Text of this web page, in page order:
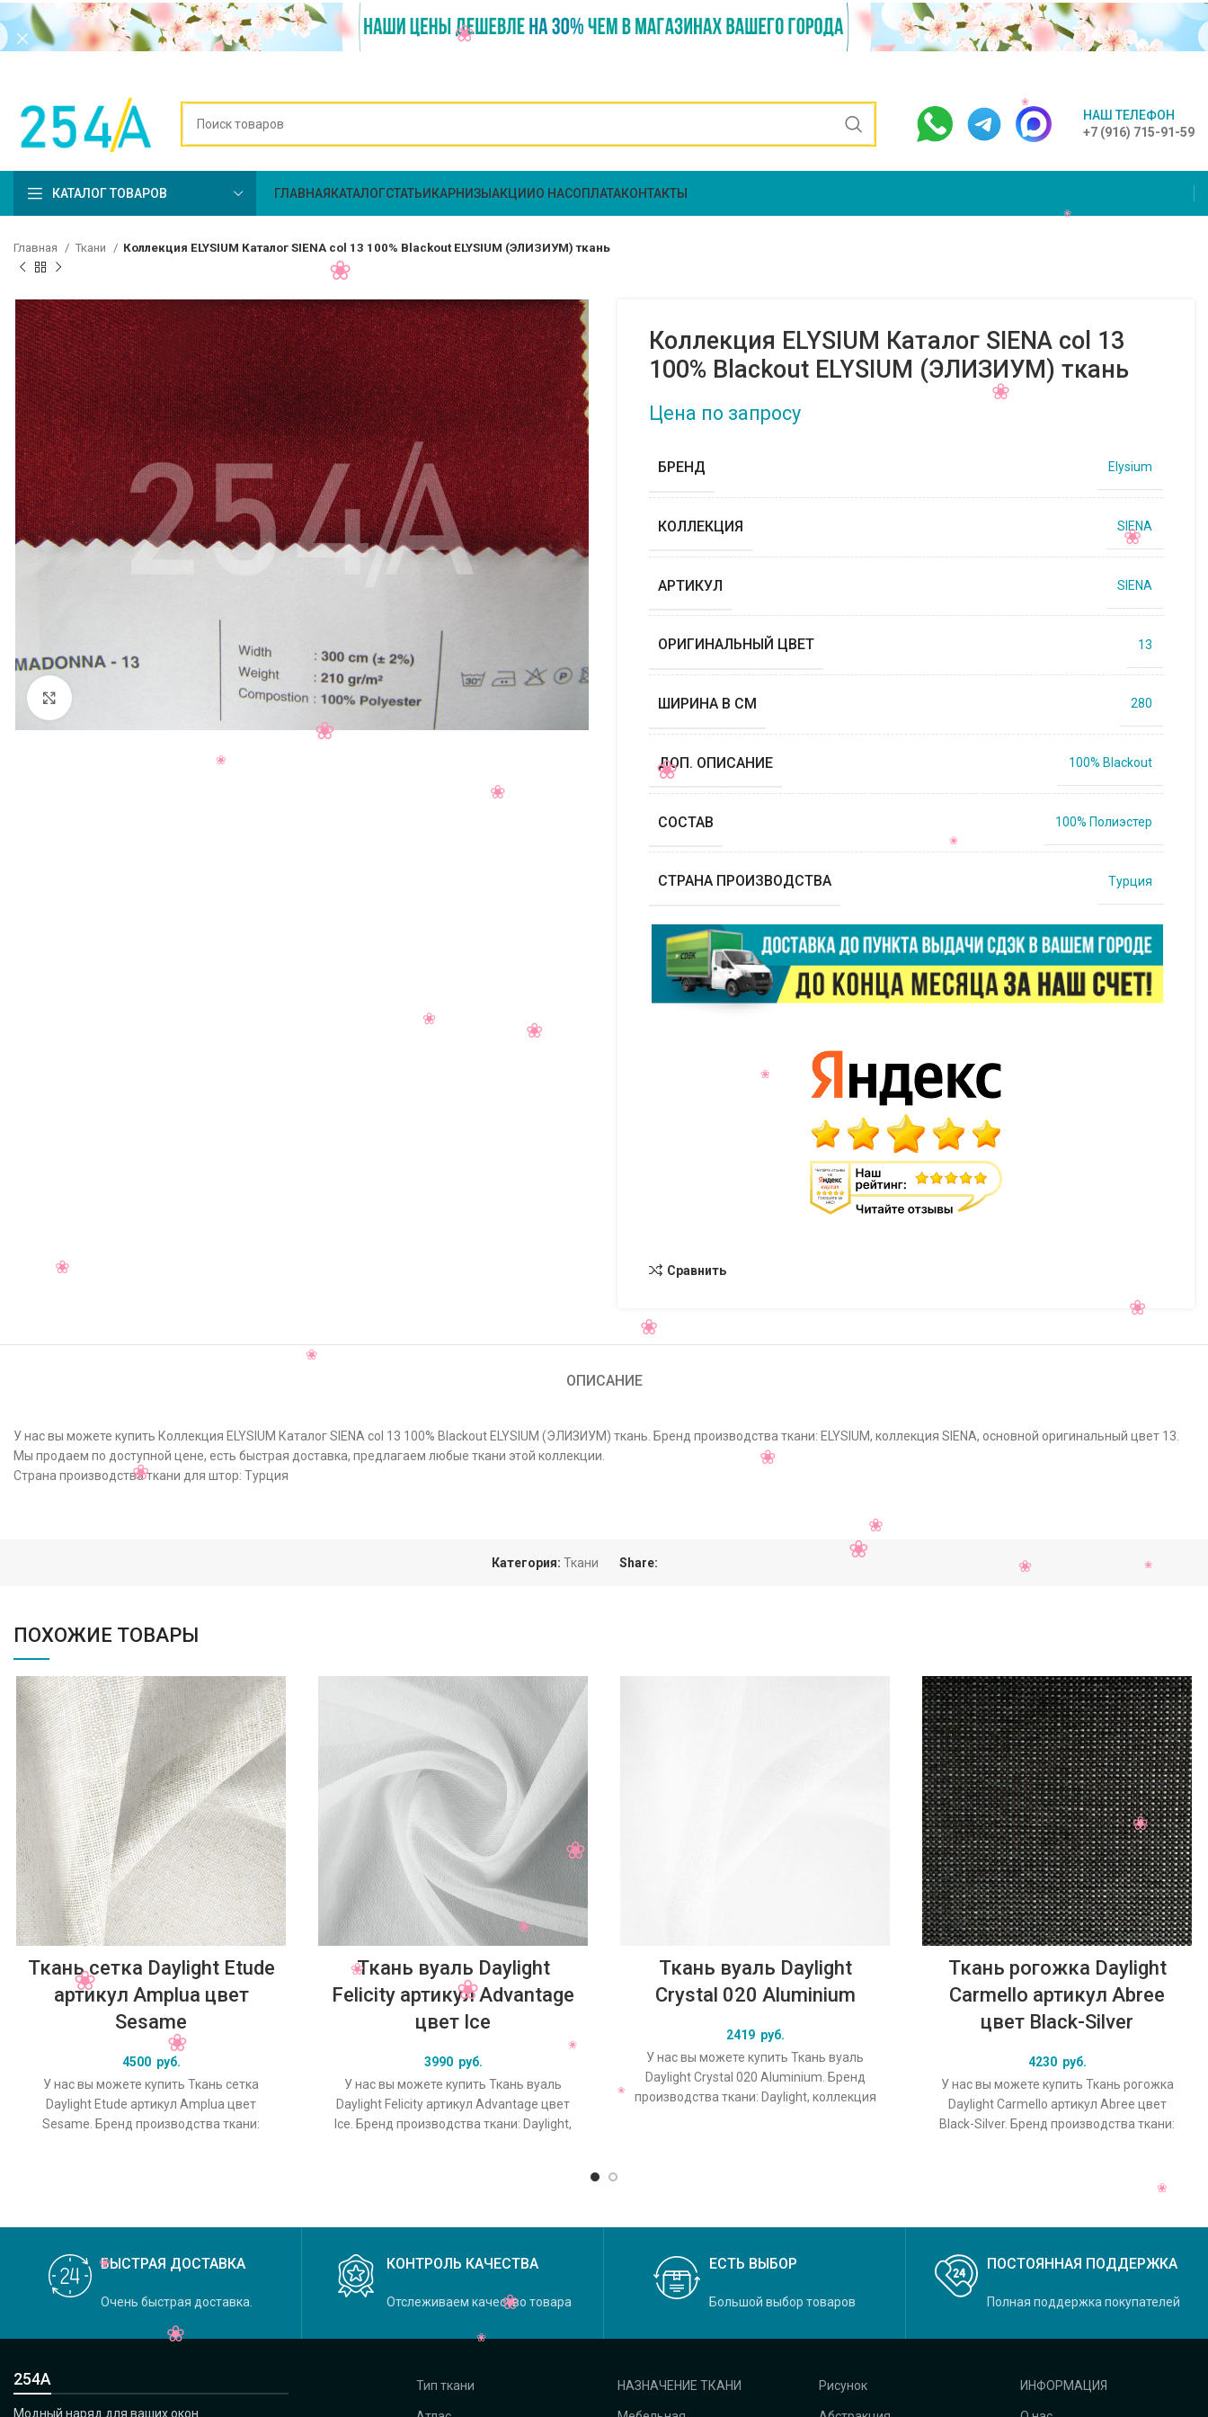
НАШ ТЕЛЕФОН
+7 (916) 715-91-59
КАТАЛОГ ТОВАРОВ ГЛАВНАЯ КАТАЛОГСТАТЬИ КАРНИЗЫ АКЦИИ О НАСОПЛАТАКОНТАКТЫ
Главная Ткани Коллекция ELYSIUM Каталог SIENA col 13 100% Blackout ELYSIUM (ЭЛИЗИУМ) ткань
Коллекция ELYSIUM Каталог SIENA col 13
100% Blackout ELYSIUM (ЭЛИЗИУМ) ткань
Цена по запросу
БРЕНД Elysium
КОЛЛЕКЦИЯ SIENA
АРТИКУЛ SIENA
ОРИГИНАЛЬНЫЙ ЦВЕТ 13
ШИРИНА В СМ 280
ДОП. ОПИСАНИЕ 100% Blackout
СОСТАВ 100% Полиэстер
СТРАНА ПРОИЗВОДСТВА Турция
Сравнить
ОПИСАНИЕ
У нас вы можете купить Коллекция ELYSIUM Каталог SIENA col 13 100% Blackout ELYSIUM (ЭЛИЗИУМ) ткань. Бренд производства ткани: ELYSIUM, коллекция SIENA, основной оригинальный цвет 13.
Мы продаем по доступной цене, есть быстрая доставка, предлагаем любые ткани этой коллекции.
Страна производства ткани для штор: Турция
Категория: Ткани Share:
ПОХОЖИЕ ТОВАРЫ
Ткань сетка Daylight Etude
артикул Amplua цвет
Sesame
4500 руб.
У нас вы можете купить Ткань сетка
Daylight Etude артикул Amplua цвет
Sesame. Бренд производства ткани:
Ткань вуаль Daylight
Felicity артикул Advantage
цвет Ice
3990 руб.
У нас вы можете купить Ткань вуаль
Daylight Felicity артикул Advantage цвет
Ice. Бренд производства ткани: Daylight,
Ткань вуаль Daylight
Crystal 020 Aluminium
2419 руб.
У нас вы можете купить Ткань вуаль
Daylight Crystal 020 Aluminium. Бренд
производства ткани: Daylight, коллекция
Ткань рогожка Daylight
Carmello артикул Abree
цвет Black-Silver
4230 руб.
У нас вы можете купить Ткань рогожка
Daylight Carmello артикул Abree цвет
Black-Silver. Бренд производства ткани:
БЫСТРАЯ ДОСТАВКА
Очень быстрая доставка.
КОНТРОЛЬ КАЧЕСТВА
Отслеживаем качество товара
ЕСТЬ ВЫБОР
Большой выбор товаров
ПОСТОЯННАЯ ПОДДЕРЖКА
Полная поддержка покупателей
254А
Модный наряд для ваших окон
Тип ткани НАЗНАЧЕНИЕ ТКАНИ Рисунок ИНФОРМАЦИЯ